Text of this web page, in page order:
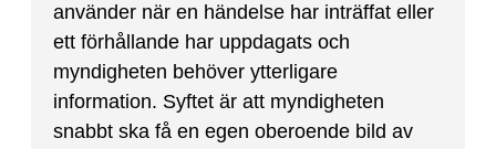
använder när en händelse har inträffat eller
ett förhållande har uppdagats och
myndigheten behöver ytterligare
information. Syftet är att myndigheten
snabbt ska få en egen oberoende bild av